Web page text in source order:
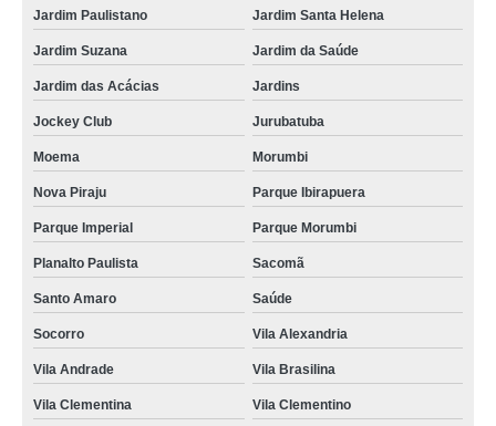
Jardim Paulistano Jardim Santa Helena
Jardim Suzana Jardim da Saúde
Jardim das Acácias Jardins
Jockey Club Jurubatuba
Moema Morumbi
Nova Piraju Parque Ibirapuera
Parque Imperial Parque Morumbi
Planalto Paulista Sacomã
Santo Amaro Saúde
Socorro Vila Alexandria
Vila Andrade Vila Brasilina
Vila Clementina Vila Clementino